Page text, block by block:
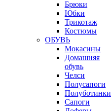
Брюки
Юбки
Трикотаж
Костюмы
ОБУВЬ
Мокасины
Домашняя
обувь
Челси
Полусапоги
Полуботинки
Сапоги